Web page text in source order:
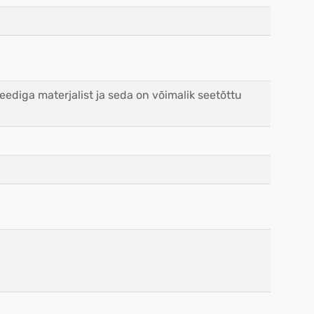
materjalist ja seda on võimalik seetõttu